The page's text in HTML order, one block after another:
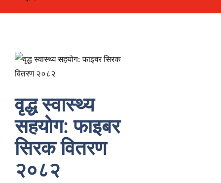
वृद्ध स्वास्थ्य
सहयोग: फाइबर
सिरक वितरण
२०८२